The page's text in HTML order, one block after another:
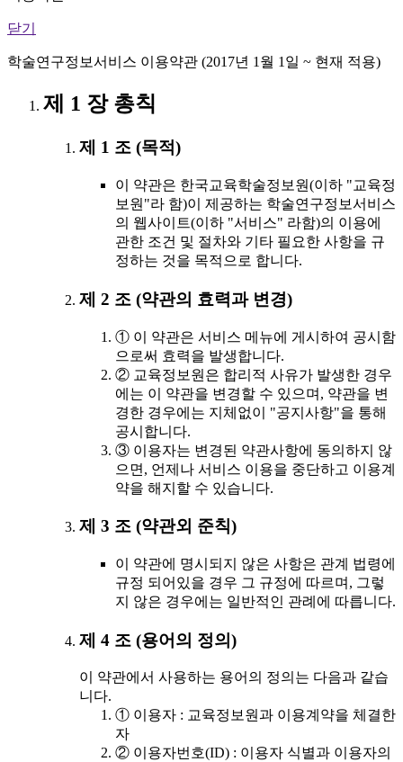
닫기
학술연구정보서비스 이용약관 (2017년 1월 1일 ~ 현재 적용)
제 1 장 총칙
제 1 조 (목적)
이 약관은 한국교육학술정보원(이하 "교육정
보원"라 함)이 제공하는 학술연구정보서비스
의 웹사이트(이하 "서비스" 라함)의 이용에
관한 조건 및 절차와 기타 필요한 사항을 규
정하는 것을 목적으로 합니다.
제 2 조 (약관의 효력과 변경)
① 이 약관은 서비스 메뉴에 게시하여 공시함
으로써 효력을 발생합니다.
② 교육정보원은 합리적 사유가 발생한 경우
에는 이 약관을 변경할 수 있으며, 약관을 변
경한 경우에는 지체없이 "공지사항"을 통해
공시합니다.
③ 이용자는 변경된 약관사항에 동의하지 않
으면, 언제나 서비스 이용을 중단하고 이용계
약을 해지할 수 있습니다.
제 3 조 (약관외 준칙)
이 약관에 명시되지 않은 사항은 관계 법령에
규정 되어있을 경우 그 규정에 따르며, 그렇
지 않은 경우에는 일반적인 관례에 따릅니다.
제 4 조 (용어의 정의)
이 약관에서 사용하는 용어의 정의는 다음과 같습
니다.
① 이용자 : 교육정보원과 이용계약을 체결한
자
② 이용자번호(ID) : 이용자 식별과 이용자의